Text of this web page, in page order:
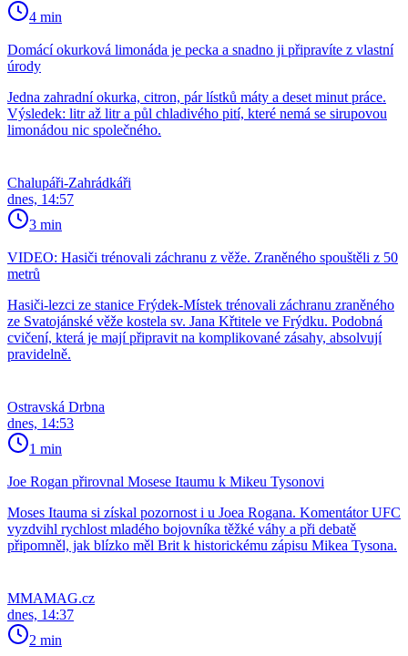
4 min
Domácí okurková limonáda je pecka a snadno ji připravíte z vlastní
úrody
Jedna zahradní okurka, citron, pár lístků máty a deset minut práce.
Výsledek: litr až litr a půl chladivého pití, které nemá se sirupovou
limonádou nic společného.
Chalupáři-Zahrádkáři
dnes, 14:57
3 min
VIDEO: Hasiči trénovali záchranu z věže. Zraněného spouštěli z 50
metrů
Hasiči-lezci ze stanice Frýdek-Místek trénovali záchranu zraněného
ze Svatojánské věže kostela sv. Jana Křtitele ve Frýdku. Podobná
cvičení, která je mají připravit na komplikované zásahy, absolvují
pravidelně.
Ostravská Drbna
dnes, 14:53
1 min
Joe Rogan přirovnal Mosese Itaumu k Mikeu Tysonovi
Moses Itauma si získal pozornost i u Joea Rogana. Komentátor UFC
vyzdvihl rychlost mladého bojovníka těžké váhy a při debatě
připomněl, jak blízko měl Brit k historickému zápisu Mikea Tysona.
MMAMAG.cz
dnes, 14:37
2 min